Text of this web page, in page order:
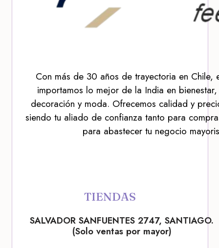
Con más de 30 años de trayectoria en Chile,
importamos lo mejor de la India en
decoración y moda. Ofrecemos calidad y
siendo tu aliado de confianza tanto para
para abastecer tu negocio
TIENDAS
SALVADOR SANFUENTES 2747, SANTIAGO.
(Solo ventas por mayor)